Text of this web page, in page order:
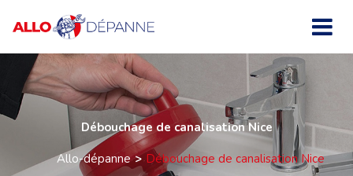
Débouchage de canalisation Nice
Allo-dépanne
Débouchage de canalisation Nice